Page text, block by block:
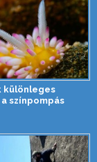
különleges
színpompás